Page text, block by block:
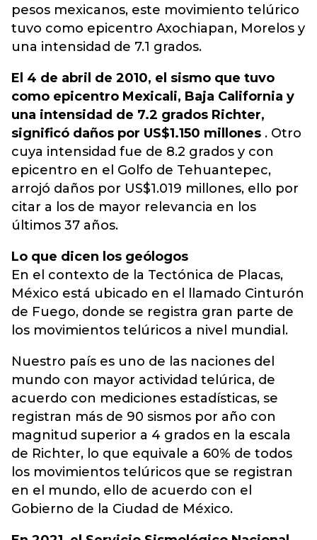
pesos mexicanos, este movimiento telúrico
tuvo como epicentro Axochiapan, Morelos y
una intensidad de 7.1 grados.
El 4 de abril de 2010, el sismo que tuvo
como epicentro Mexicali, Baja California y
una intensidad de 7.2 grados Richter,
significó daños por US$1.150 millones . Otro
cuya intensidad fue de 8.2 grados y con
epicentro en el Golfo de Tehuantepec,
arrojó daños por US$1.019 millones, ello por
citar a los de mayor relevancia en los
últimos 37 años.
Lo que dicen los geólogos
En el contexto de la Tectónica de Placas,
México está ubicado en el llamado Cinturón
de Fuego, donde se registra gran parte de
los movimientos telúricos a nivel mundial.
Nuestro país es uno de las naciones del
mundo con mayor actividad telúrica, de
acuerdo con mediciones estadísticas, se
registran más de 90 sismos por año con
magnitud superior a 4 grados en la escala
de Richter, lo que equivale a 60% de todos
los movimientos telúricos que se registran
en el mundo, ello de acuerdo con el
Gobierno de la Ciudad de México.